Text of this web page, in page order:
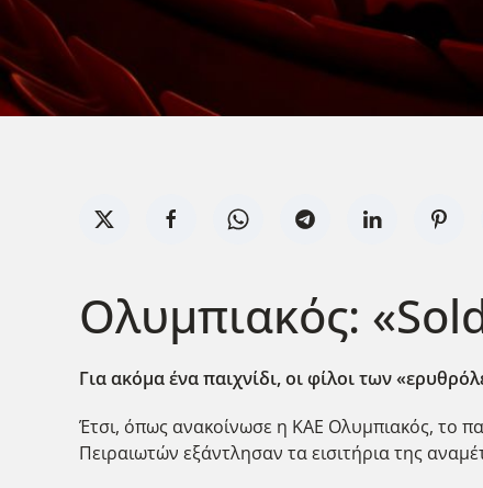
Ολυμπιακός:
Για ακόμα ένα παιχνίδι, οι φίλοι των
Έτσι, όπως ανακοίνωσε η ΚΑΕ Ολυμπιακός, το
Πειραιωτών εξάντλησαν τα εισιτήρια της